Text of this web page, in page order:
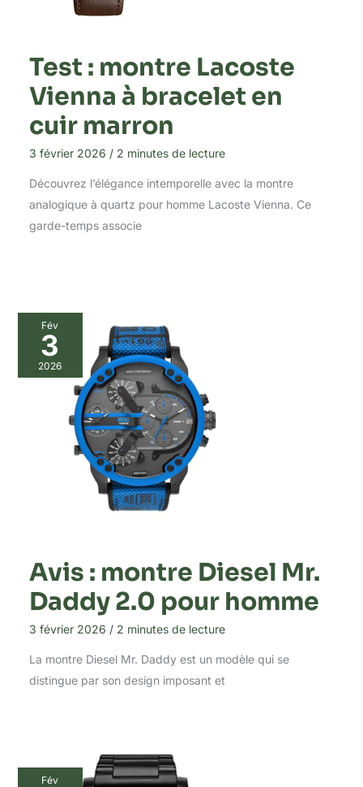
Test : montre Lacoste
Vienna à bracelet en
cuir marron
3 février 2026 / 2 minutes de lecture
Découvrez l’élégance intemporelle avec la montre
analogique à quartz pour homme Lacoste Vienna. Ce
garde-temps associe
Fév
3
2026
Avis : montre Diesel Mr.
Daddy 2.0 pour homme
3 février 2026 / 2 minutes de lecture
La montre Diesel Mr. Daddy est un modèle qui se
distingue par son design imposant et
Fév